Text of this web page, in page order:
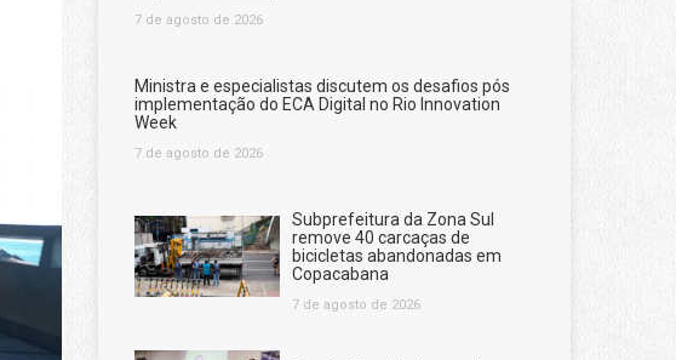
7 de agosto de 2026
Ministra e especialistas discutem os desafios pós
implementação do ECA Digital no Rio Innovation
Week
7 de agosto de 2026
Subprefeitura da Zona Sul
remove 40 carcaças de
bicicletas abandonadas em
Copacabana
7 de agosto de 2026